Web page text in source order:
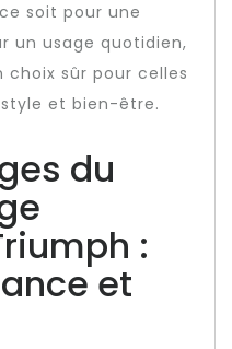
soit pour une
un usage quotidien,
sûr pour celles
et bien-être.
du
:
et